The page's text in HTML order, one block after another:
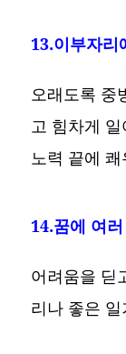
13.이부자리
오래도록 중
고 힘차게
노력 끝에
14.꿈에 여
어려움을 딛
리나 좋은